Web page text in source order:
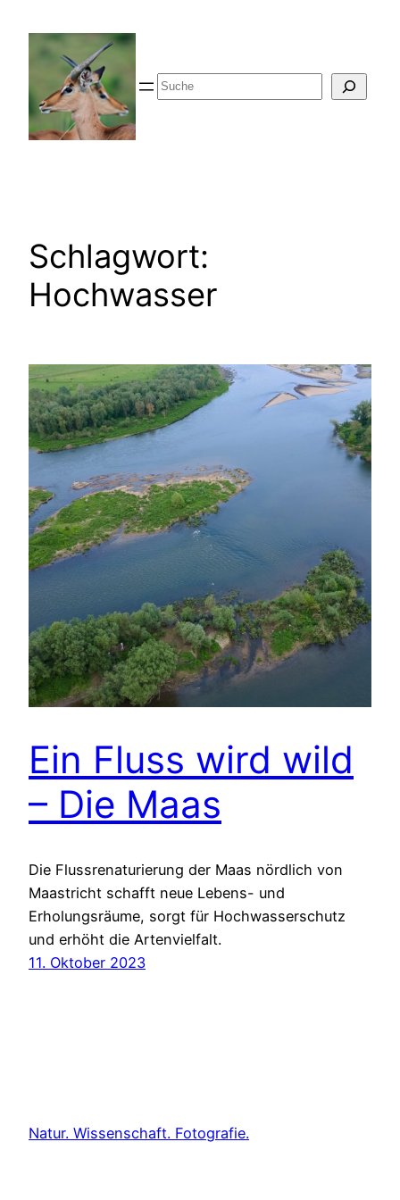
springen
Suche
Schlagwort:
Hochwasser
Ein Fluss wird wild
– Die Maas
Die Flussrenaturierung der Maas nördlich von
Maastricht schafft neue Lebens- und
Erholungsräume, sorgt für Hochwasserschutz
und erhöht die Artenvielfalt.
11. Oktober 2023
Natur. Wissenschaft. Fotografie.